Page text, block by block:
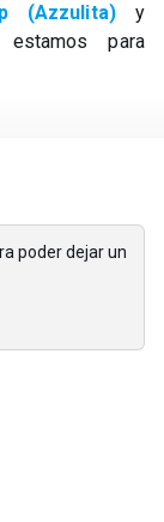
(Azzulita)
y
estamos para
poder dejar un